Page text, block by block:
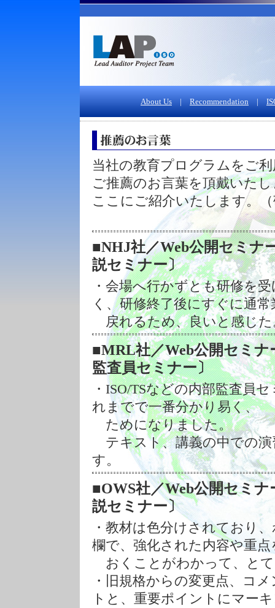
About Us | Recommendation |
当社の教育プログラムをご
ご推薦のお言葉を頂戴いた
ここにご紹介いたします。
■NHJ社／Web公開セミナ
説セミナー〕
・会場へ行かずとも研修を
く、研修終了後にすぐに通常
戻れるため、良いと感じた
■MRL社／Web公開セミナ
監査員セミナー〕
・ISO/TSなどの内部監査員
れまでで一番分かり易く、
ためになりました。
テキスト、講義の中での演
す。
■OWS社／Web公開セミ
説セミナー〕
・教材は色分けされており
欄で、強化された内容や重点
おくことがわかって、と
・旧規格からの変更点、コ
トと、重要ポイントにマー